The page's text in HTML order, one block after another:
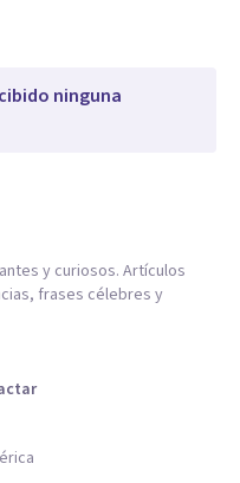
ninguna
y curiosos. Artículos
frases célebres y